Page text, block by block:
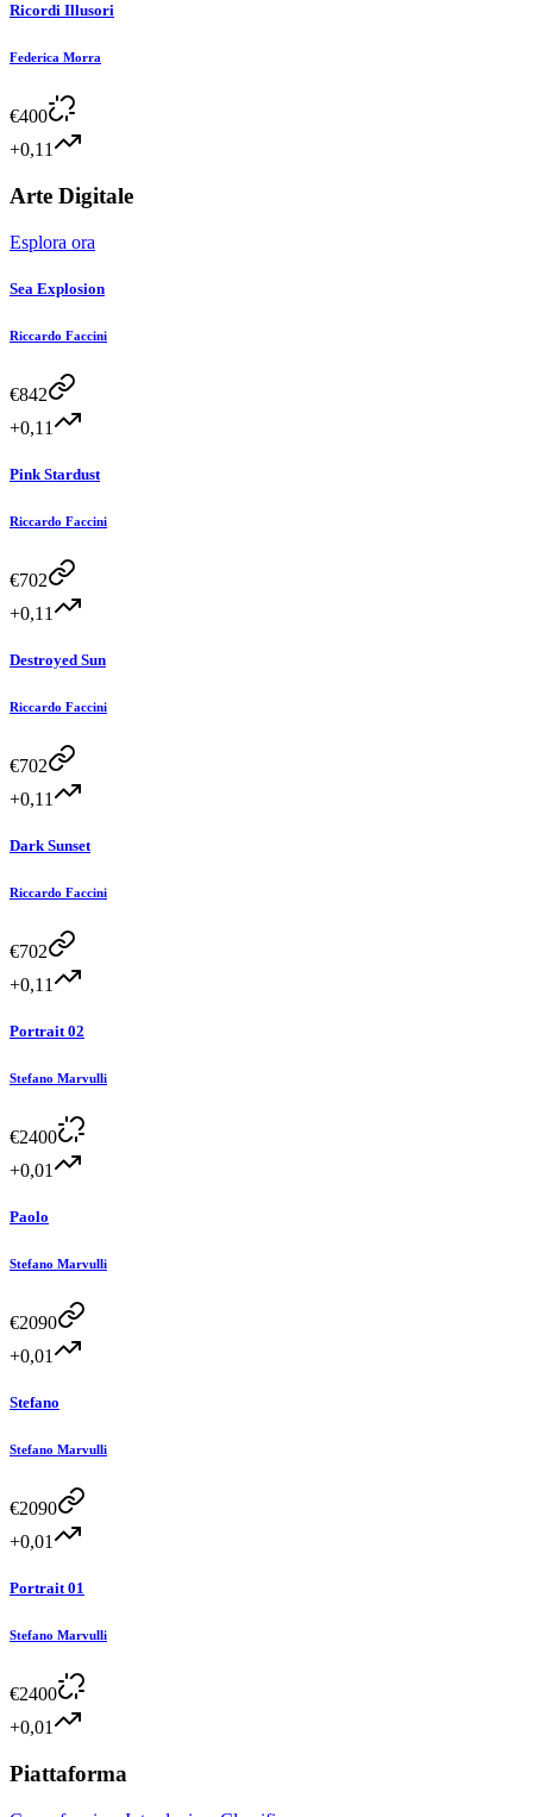
Ricordi Illusori
Federica Morra
€400
+0,11
Arte Digitale
Esplora ora
Sea Explosion
Riccardo Faccini
€842
+0,11
Pink Stardust
Riccardo Faccini
€702
+0,11
Destroyed Sun
Riccardo Faccini
€702
+0,11
Dark Sunset
Riccardo Faccini
€702
+0,11
Portrait 02
Stefano Marvulli
€2400
+0,01
Paolo
Stefano Marvulli
€2090
+0,01
Stefano
Stefano Marvulli
€2090
+0,01
Portrait 01
Stefano Marvulli
€2400
+0,01
Piattaforma